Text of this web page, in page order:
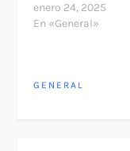
enero 24, 2025
En «General»
GENERAL